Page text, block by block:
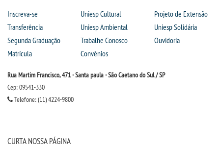
CURSOS
BACHARELADOS
Inscreva-se
Transferência
Segunda Graduação
Matrícula
Uniesp Cultural
Uniesp Ambiental
Trabalhe Conosco
Convênios
Projeto de Extensão
Uniesp Solidária
Ouvidoria
Rua Martim Francisco, 471 - Santa paula - São Caetano do Sul / SP
Cep: 09541-330
Telefone: (11) 4224-9800
CURTA NOSSA PÁGINA